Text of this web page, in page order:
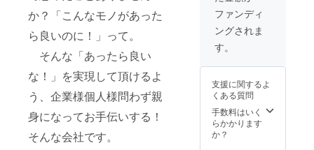
か？「こんなモノがあった
ら良いのに！」って。
そんな「あったら良い
な！」を実現して頂けるよ
う、企業様個人様問わず親
身になってお手伝いする！
そんな会社です。
品 35
個 ※
こちら
り順次
予定で
す。
いませ
んか？
・御支
に於い
に商品
開発を
して頂
けま
す。 ・
ファンディ
ングされま
す。
支援に関するよ
くある質問
手数料はいく
らかかります
か？